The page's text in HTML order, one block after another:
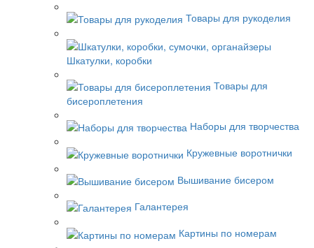
Товары для рукоделия
Шкатулки, коробки
Товары для
бисероплетения
Наборы для творчества
Кружевные воротнички
Вышивание бисером
Галантерея
Картины по номерам